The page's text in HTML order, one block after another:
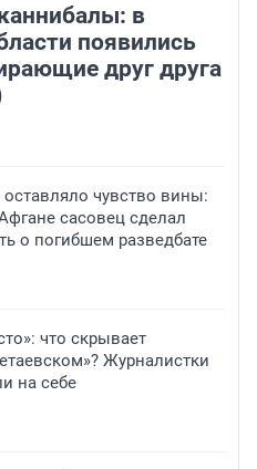
в
появились
друг друга
чувство вины:
сасовец сделал
о погибшем разведбате
что скрывает
Журналистки
на себе